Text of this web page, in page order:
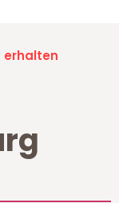
erhalten